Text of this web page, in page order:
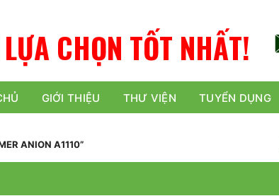
LỰA CHỌN TỐT NHẤT!
GIỚI THIỆU THƯ VIỆN TUYỂN DỤNG
ANION A1110”